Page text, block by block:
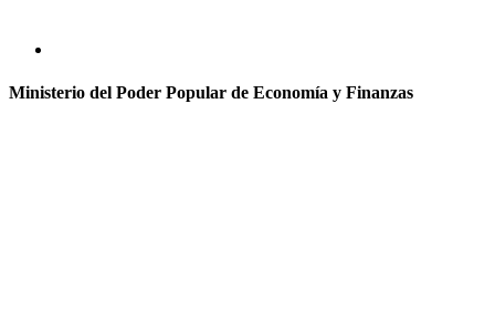
Ministerio del Poder Popular de Economía y Finanzas